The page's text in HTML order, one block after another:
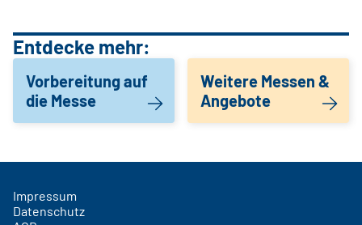
Entdecke mehr:
Vorbereitung auf
die Messe
Weitere Messen &
Angebote
Impressum
Datenschutz